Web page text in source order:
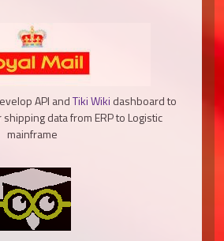
API andTiki Wiki dashboard to
data from ERP to Logistic
mainframe